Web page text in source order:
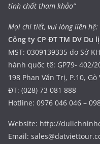
tính chất tham khảo”
Mọi chi tiết, vui lòng liên hệ:
Công ty CP ĐT TM DV Du
MST: 0309139335 do Sở
hành quốc tế: GP79- 402/
198 Phan Văn Trị, P.10, Gò
ĐT: (028) 73 081 888
Hotline: 0976 046 046 –
Website: http://
Email: